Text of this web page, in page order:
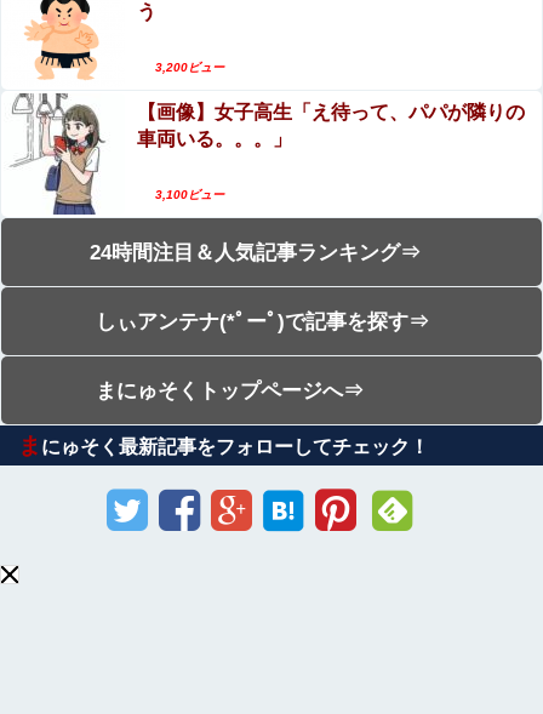
う
3,200ビュー
【画像】女子高生「え待って、パパが隣りの
車両いる。。。」
3,100ビュー
24時間注目＆人気記事ランキング⇒
しぃアンテナ(*ﾟーﾟ)で記事を探す⇒
まにゅそくトップページへ⇒
ま にゅそく最新記事をフォローしてチェック！